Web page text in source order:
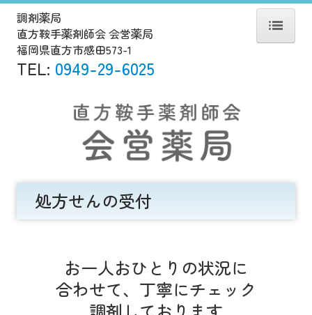
ホーム
処方せんの受付
施設基準
調剤薬局
直方鞍手薬剤師会 会営薬局
福岡県直方市感田573-1
TEL: 0949-29-6025
処方せんの受付
お一人おひとりの状況に
合わせて、丁寧にチェック